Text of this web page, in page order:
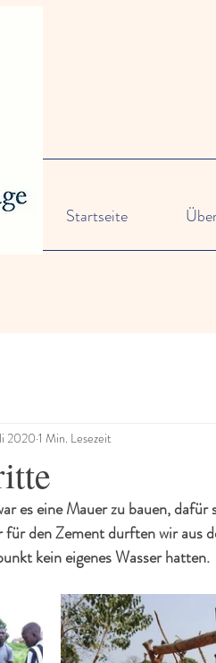
Startseite
20201 Min. Lesezeit
es eine Mauer zu bauen,
für den Zement durften wir aus
kein eigenes Wasser hatten.